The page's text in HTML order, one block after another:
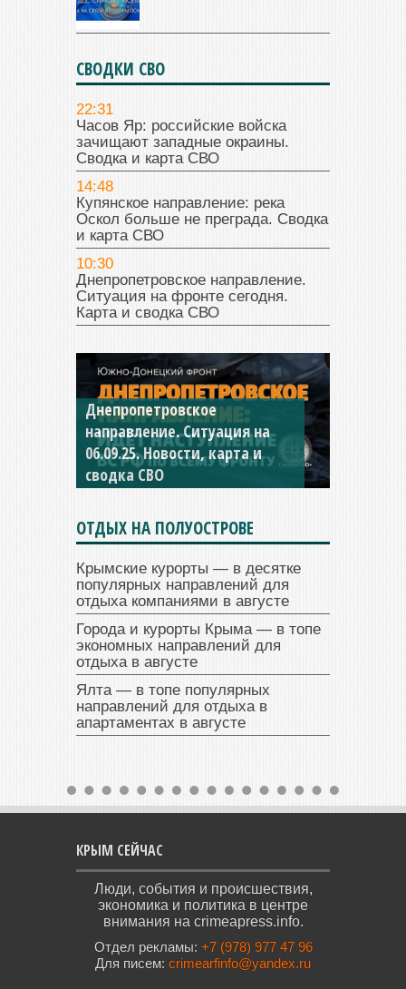
СВОДКИ СВО
22:31
Часов Яр: российские войска
зачищают западные окраины.
Сводка и карта СВО
14:48
Купянское направление: река
Оскол больше не преграда. Сводка
и карта СВО
10:30
Днепропетровское направление.
Ситуация на фронте сегодня.
Карта и сводка СВО
Константиновское
направление. Ситуация на
04.09.25 Новости, карта и
сводка СВО
ОТДЫХ НА ПОЛУОСТРОВЕ
Крымские курорты — в десятке
популярных направлений для
отдыха компаниями в августе
Города и курорты Крыма — в топе
экономных направлений для
отдыха в августе
Ялта — в топе популярных
направлений для отдыха в
апартаментах в августе
КРЫМ СЕЙЧАС
Люди, события и происшествия,
экономика и политика в центре
внимания на crimeapress.info.
Отдел рекламы: +7 (978) 977 47 96
Для писем: crimearfinfo@yandex.ru